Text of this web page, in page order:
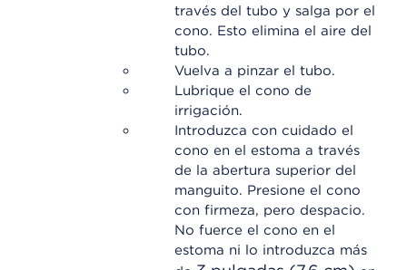
través del tubo y salga por el
cono. Esto elimina el aire del
tubo.
Vuelva a pinzar el tubo.
Lubrique el cono de
irrigación.
Introduzca con cuidado el
cono en el estoma a través
de la abertura superior del
manguito. Presione el cono
con firmeza, pero despacio.
No fuerce el cono en el
estoma ni lo introduzca más